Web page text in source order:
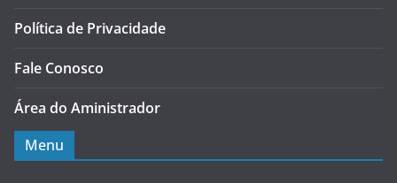
Política de Privacidade
Fale Conosco
Área do Aministrador
Menu